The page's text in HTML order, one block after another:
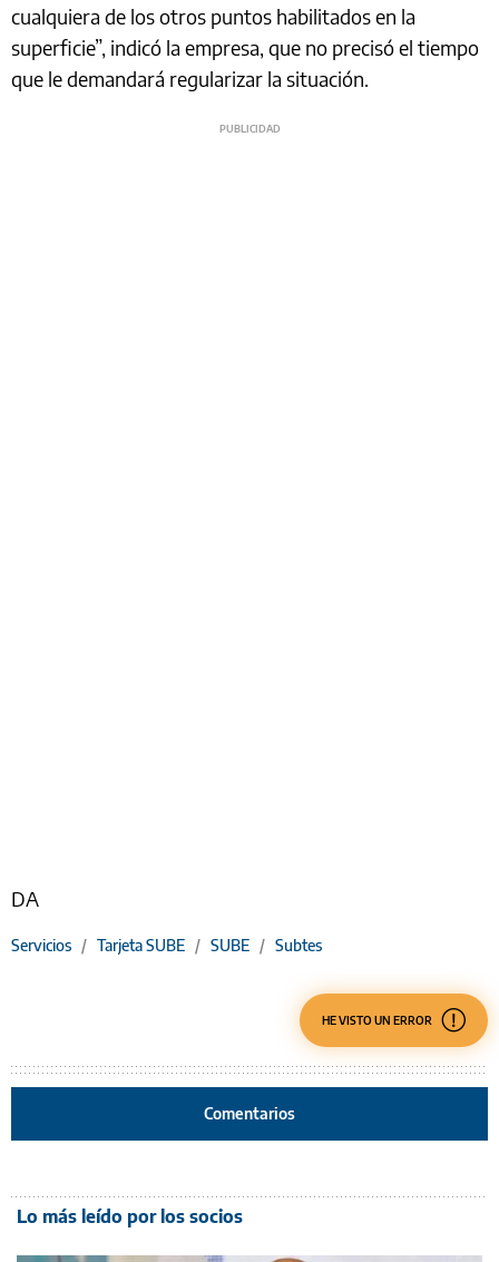
cualquiera de los otros puntos habilitados en la
superficie”, indicó la empresa, que no precisó el tiempo
que le demandará regularizar la situación.
DA
Servicios / Tarjeta SUBE / SUBE / Subtes
HE VISTO UN ERROR
Comentarios
Lo más leído por los socios